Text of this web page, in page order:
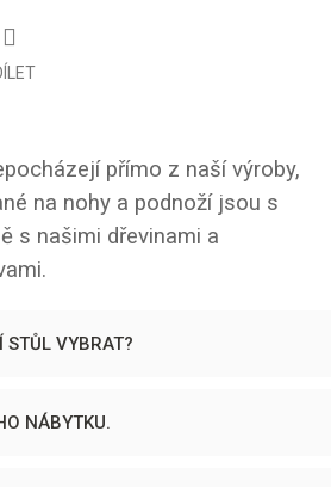
přímo z naší výroby,
na nohy a podnoží jsou s
s našimi dřevinami a
VYBRAT?
NÁBYTKU.